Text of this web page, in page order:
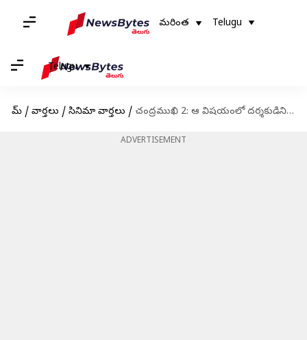
మరింత Telugu
Telugu
హోమ్ / వార్తలు / సినిమా వార్తలు / చంద్రముఖి 2: ఆ విషయంలో దర్శకుడిని ఇబ్బంది పెట్టాను, రాఘవ లారెన్స్ మాటలు వైరల్
ADVERTISEMENT